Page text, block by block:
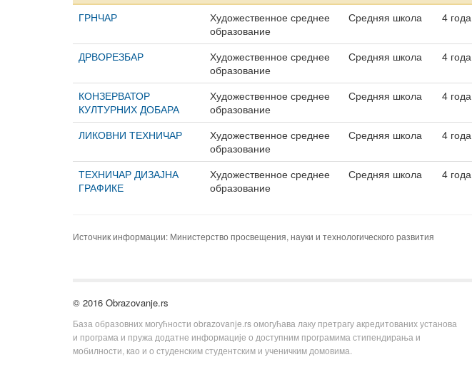
ГРНЧАР
Художественное среднее
образование
Средняя школа 4 года
ДРВОРЕЗБАР
Художественное среднее
образование
Средняя школа 4 года
КОНЗЕРВАТОР
КУЛТУРНИХ ДОБАРА
Художественное среднее
образование
Средняя школа 4 года
ЛИКОВНИ ТЕХНИЧАР
Художественное среднее
образование
Средняя школа 4 года
ТЕХНИЧАР ДИЗАЈНА
ГРАФИКЕ
Художественное среднее
образование
Средняя школа 4 года
Источник информации: Министерство просвещения, науки и технологического развития
© 2016 Obrazovanje.rs
База образовних могућности obrazovanje.rs омогућава лаку претрагу акредитованих установа
и програма и пружа додатне информације о доступним програмима стипендирања и
мобилности, као и о студенским студентским и ученичким домовима.